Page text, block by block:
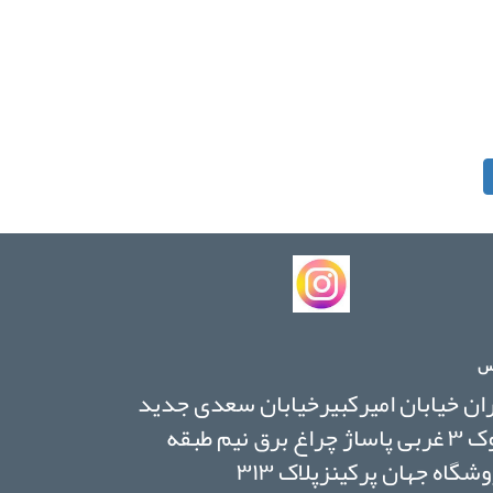
خیابان امیرکبیرخیابان سعدی جدید
بلوک ۳ غربی پاساژ چراغ برق نیم طبقه
جهان پرکینزپلاک ۳۱۳